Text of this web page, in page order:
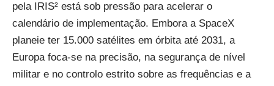
pela IRIS² está sob pressão para acelerar o
calendário de implementação. Embora a SpaceX
planeie ter 15.000 satélites em órbita até 2031, a
Europa foca-se na precisão, na segurança de nível
militar e no controlo estrito sobre as frequências e a